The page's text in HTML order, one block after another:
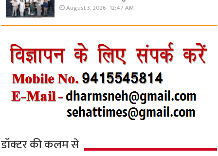
August 3, 2026- 12:47 AM
डॉक्टर की कलम से